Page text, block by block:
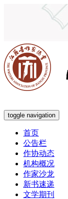
toggle navigation
首页
公告栏
作协动态
机构概况
作家沙龙
新书速递
文学期刊